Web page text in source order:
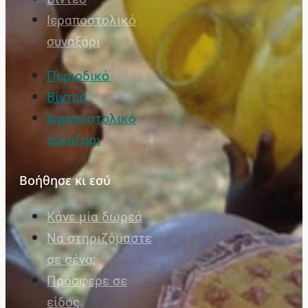
Ιεραποστολικό
συναξάρι
Περιοδικό
Βίντεο
Ιεραποστολικό
συναξάρι
Βοήθησε κι εσύ
Κάνε μία δωρεά
Να στηριζόμαστε
σε σένα;
Πρόσφερε σε
είδος